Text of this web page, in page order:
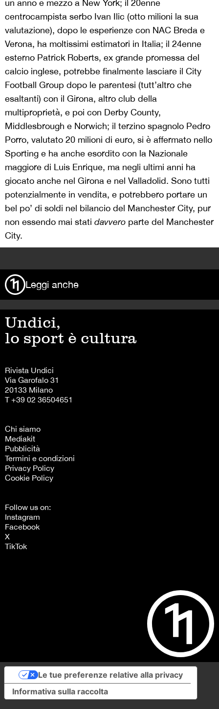
un anno e mezzo a New York; il 20enne
centrocampista serbo Ivan Ilic (otto milioni la sua
valutazione), dopo le esperienze con NAC Breda e
Verona, ha moltissimi estimatori in Italia; il 24enne
esterno Patrick Roberts, ex grande promessa del
calcio inglese, potrebbe finalmente lasciare il City
Football Group dopo le parentesi (tutt’altro che
esaltanti) con il Girona, altro club della
multiproprietà, e poi con Derby County,
Middlesbrough e Norwich; il terzino spagnolo Pedro
Porro, valutato 20 milioni di euro, si è affermato nello
Sporting e ha anche esordito con la Nazionale
maggiore di Luis Enrique, ma negli ultimi anni ha
giocato anche nel Girona e nel Valladolid. Sono tutti
potenzialmente in vendita, e potrebbero portare un
bel po’ di soldi nel bilancio del Manchester City, pur
non essendo mai stati davvero parte del Manchester
City.
Leggi anche
Undici,
lo sport è cultura
Rivista Undici
Via Garofalo 31
20133 Milano
T +39 02 36504651
Chi siamo
Mediakit
Pubblicità
Termini e condizioni
Privacy Policy
Cookie Policy
Follow us on:
Instagram
Facebook
X
TikTok
Informativa sulla raccolta
Le tue preferenze relative alla privacy